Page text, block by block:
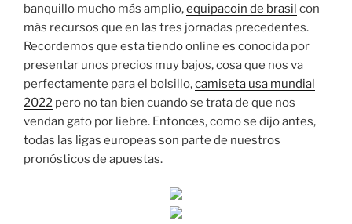
banquillo mucho más amplio,equipacoin de brasil con
más recursos que en las tres jornadas precedentes.
Recordemos que esta tiendo online es conocida por
presentar unos precios muy bajos, cosa que nos va
perfectamente para el bolsillo,camiseta usa mundial
2022 pero no tan bien cuando se trata de que nos
vendan gato por liebre. Entonces, como se dijo antes,
todas las ligas europeas son parte de nuestros
pronósticos de apuestas.